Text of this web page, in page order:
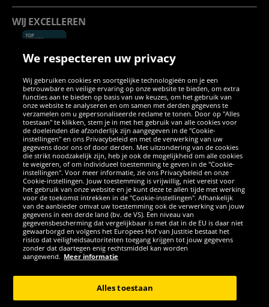
WIJ EXCELLEREN
SOCIALE MEDIA
FacebookInstagram
WhatsApp
TikTokTwitterYouTube
APPS
GER - Alle rechten voorbehouden
*Alle prijzen incl. wettelijke btw excl. verzendingskosten en eventueel
We respecteren uw privacy
Wij gebruiken cookies en soortgelijke technologieën om je een
betrouwbare en veilige ervaring op onze website te bieden, om extra
functies aan te bieden op basis van uw keuzes, om het gebruik van
onze website te analyseren en om samen met derden gegevens te
verzamelen om u gepersonaliseerde reclame te tonen. Door op "Alles
toestaan" te klikken, stem je in met het gebruik van alle cookies voor
de doeleinden die afzonderlijk zijn aangegeven in de "Cookie-
instellingen" en ons Privacybeleid en met de verwerking van uw
gegevens door ons of door derden. Met uitzondering van de cookies
die strikt noodzakelijk zijn, heb je ook de mogelijkheid om alle cookies
te weigeren, of om individueel toestemming te geven in de "Cookie-
instellingen". Voor meer informatie, zie ons Privacybeleid en onze
Cookie-instellingen. Jouw toestemming is vrijwillig, niet vereist voor
het gebruik van onze website en je kunt deze te allen tijde met werking
voor de toekomst intrekken in de "Cookie-instellingen". Afhankelijk
van de aanbieder omvat uw toestemming ook de verwerking van jouw
gegevens in een derde land (bv. de VS). Een niveau van
gegevensbescherming dat vergelijkbaar is met dat in de EU is daar niet
gewaarborgd en volgens het Europees Hof van Justitie bestaat het
risico dat veiligheidsautoriteiten toegang krijgen tot jouw gegevens
zonder dat daartegen enig rechtsmiddel kan worden
aangewend. Meer informatie
Alles toestaan